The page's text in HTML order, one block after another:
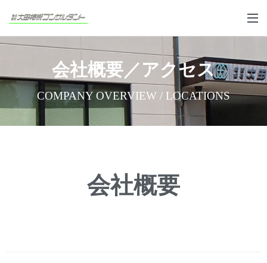
会社概要／アクセス
COMPANY OVERVIEW / LOCATIONS
会社概要